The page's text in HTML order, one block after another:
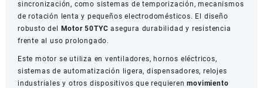
sincronización, como sistemas de temporización, mecanismos
de rotación lenta y pequeños electrodomésticos. El diseño
robusto del Motor 50TYC asegura durabilidad y resistencia
frente al uso prolongado.
Este motor se utiliza en ventiladores, hornos eléctricos,
sistemas de automatización ligera, dispensadores, relojes
industriales y otros dispositivos que requierenmovimiento